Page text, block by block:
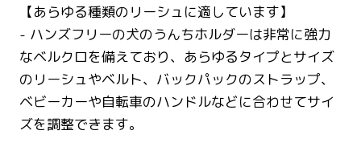
【あらゆる種類のリーシュに適しています】
- ハンズフリーの犬のうんちホルダーは非常に強力
なベルクロを備えており、あらゆるタイプとサイズ
のリーシュやベルト、バックパックのストラップ、
ベビーカーや自転車のハンドルなどに合わせてサイ
ズを調整できます。